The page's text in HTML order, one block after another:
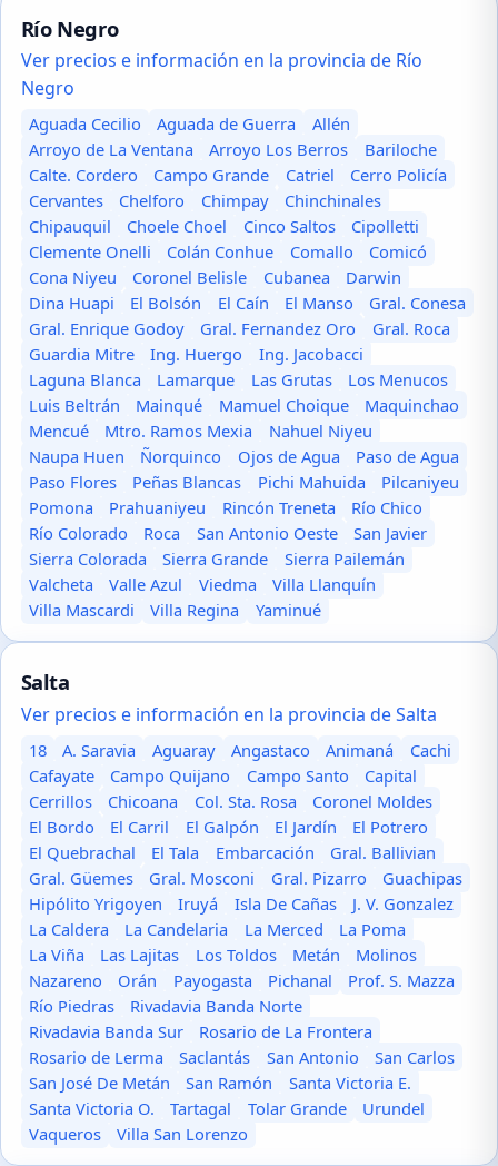
Río Negro
Ver precios e información en la provincia de Río
Negro
Aguada Cecilio Aguada de Guerra
Allén
Arroyo de La Ventana
Arroyo Los Berros
Bariloche
Calte. Cordero
Campo Grande Catriel
Cerro Policía
Cervantes
Chelforo Chimpay
Chinchinales
Chipauquil
Choele Choel Cinco Saltos
Cipolletti
Clemente Onelli
Colán Conhue Comallo
Comicó
Cona Niyeu
Coronel Belisle Cubanea
Darwin
Dina Huapi
El Bolsón El Caín El Manso
Gral. Conesa
Gral. Enrique Godoy
Gral. Fernandez Oro
Gral. Roca
Guardia Mitre
Ing. Huergo
Ing. Jacobacci
Laguna Blanca
Lamarque Las Grutas
Los Menucos
Luis Beltrán
Mainqué Mamuel Choique
Maquinchao
Mencué
Mtro. Ramos Mexia
Nahuel Niyeu
Naupa Huen
Ñorquinco Ojos de Agua
Paso de Agua
Paso Flores
Peñas Blancas Pichi Mahuida
Pilcaniyeu
Pomona
Prahuaniyeu Rincón Treneta
Río Chico
Río Colorado
Roca San Antonio Oeste
San Javier
Sierra Colorada
Sierra Grande
Sierra Pailemán
Valcheta
Valle Azul Viedma
Villa Llanquín
Villa Mascardi
Villa Regina Yaminué
Salta
Ver precios e información en la provincia de Salta
18 A. Saravia Aguaray Angastaco Animaná
Cachi
Cafayate
Campo Quijano Campo Santo
Capital
Cerrillos
Chicoana Col. Sta. Rosa
Coronel Moldes
El Bordo
El Carril El Galpón El Jardín
El Potrero
El Quebrachal
El Tala Embarcación
Gral. Ballivian
Gral. Güemes
Gral. Mosconi Gral. Pizarro
Guachipas
Hipólito Yrigoyen
Iruyá Isla De Cañas
J. V. Gonzalez
La Caldera
La Candelaria La Merced
La Poma
La Viña
Las Lajitas Los Toldos Metán
Molinos
Nazareno
Orán Payogasta Pichanal
Prof. S. Mazza
Río Piedras
Rivadavia Banda Norte
Rivadavia Banda Sur
Rosario de La Frontera
Rosario de Lerma
Saclantás San Antonio
San Carlos
San José De Metán
San Ramón
Santa Victoria E.
Santa Victoria O.
Tartagal Tolar Grande
Urundel
Vaqueros
Villa San Lorenzo